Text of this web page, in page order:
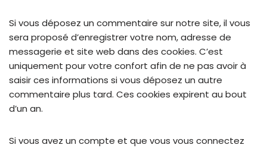
Si vous déposez un commentaire sur notre site, il vous
sera proposé d’enregistrer votre nom, adresse de
messagerie et site web dans des cookies. C’est
uniquement pour votre confort afin de ne pas avoir à
saisir ces informations si vous déposez un autre
commentaire plus tard. Ces cookies expirent au bout
d’un an.
Si vous avez un compte et que vous vous connectez